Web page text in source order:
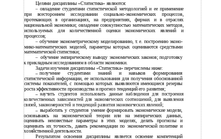
Целями дисциплины «Статистика» являются:
– овладение студентами статистической методологией и ее применение
при всестороннем исследовании социально-экономических процессов,
протекающих в организациях, на предприятиях, фирмах и в отраслях
национальной экономики; овладение совокупностью математических методов,
используемых для количественной оценки экономических явлений и
процессов;
– обучение эконометрическому моделированию, т. е. построению эконо-
мико-математических моделей, параметры которых оцениваются средствами
математической статистики;
– обучение эмпирическому выводу экономических законов; подготовку
к прикладным исследованиям в области экономики.
Задачи изучения дисциплины «Статистика» перечислены ниже:
– получение студентами знаний и навыков формирования
статистической информации, ее использования для получения обоснованной
системы показателей, с помощью которых выявляются имеющиеся резервы
роста эффективности производства и прогноз тенденций его развития;
– научить студентов использовать данные наблюдения для построения
количественных зависимостей для экономических соотношений, для выявления
связей, закономерностей и тенденций развития экономических явлений;
– выработать у студентов умение формировать экономические модели,
основываясь на экономической теории или на эмпирических данных,
оценивать неизвестные параметры в этих моделях, делать прогнозы и
оценивать их точность, давать рекомендации по экономической политике и
хозяйственной деятельности.
Результатом освоения дисциплины является освоение компетенций